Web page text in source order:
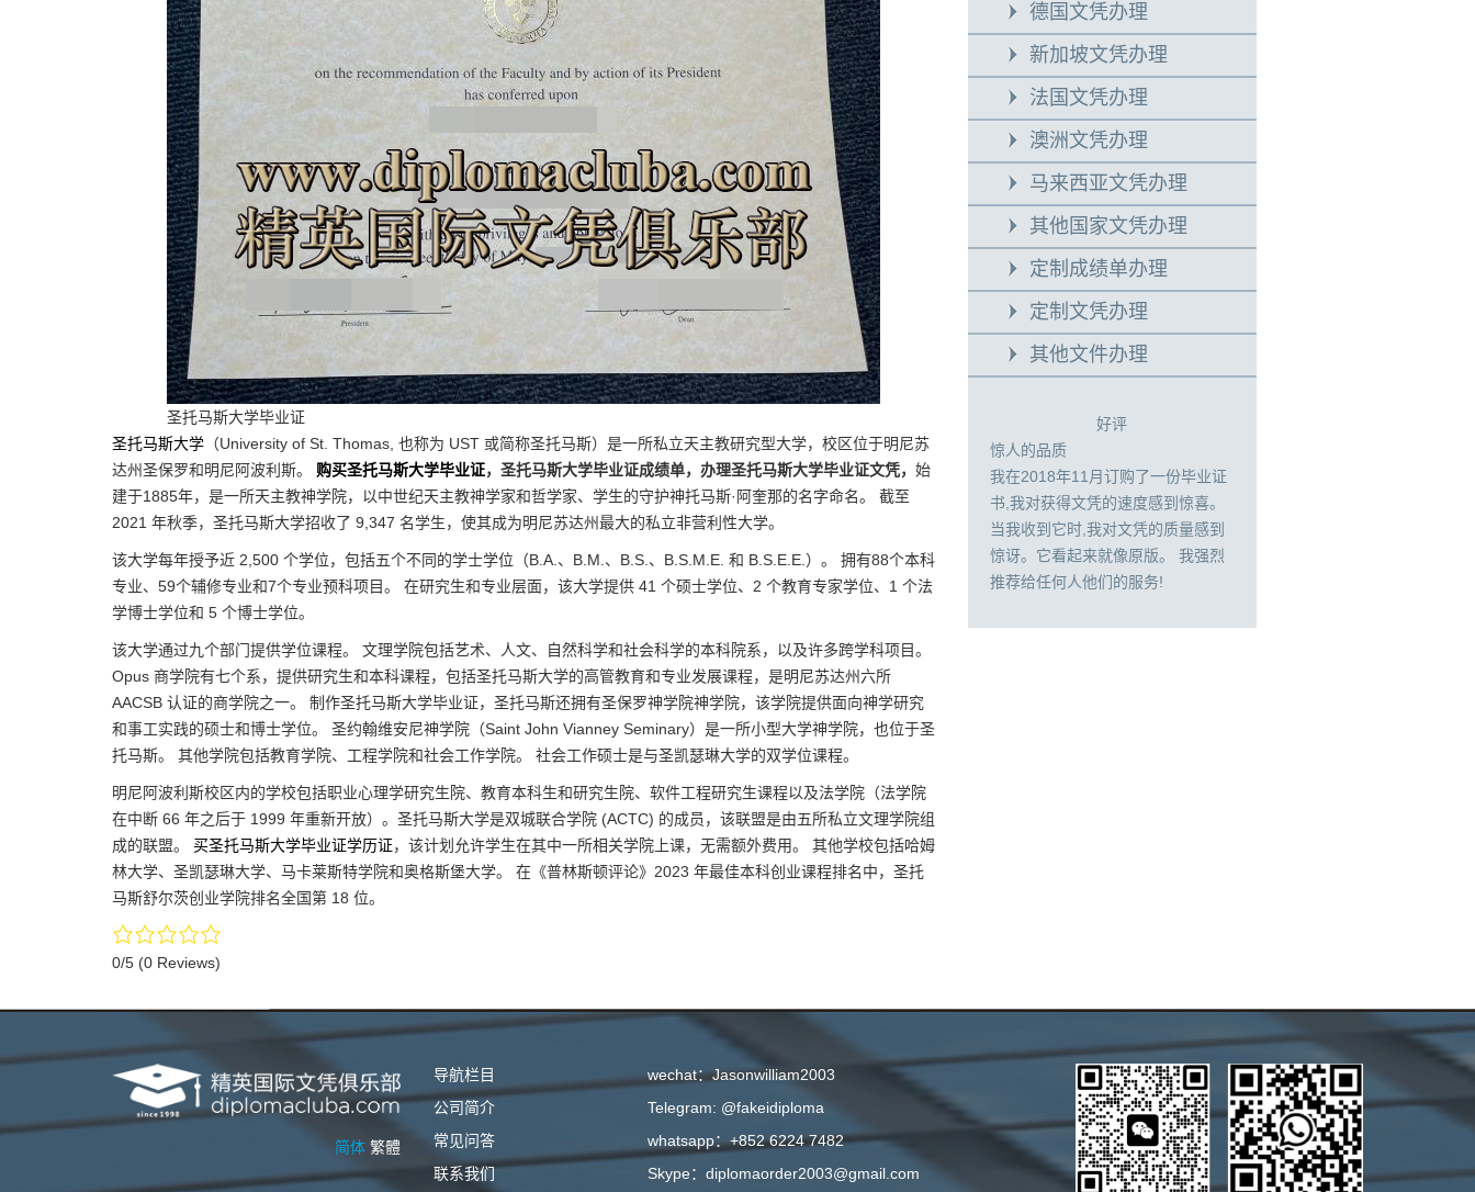
圣托马斯大学毕业证
圣托马斯大学 （University of St. Thomas, 也称为 UST 或简称圣托马斯）是一所私立天主教研究型大学，校区位于明尼苏
达州圣保罗和明尼阿波利斯。 购买圣托马斯大学毕业证，圣托马斯大学毕业证成绩单，办理圣托马斯大学毕业证文凭， 始
建于1885年，是一所天主教神学院，以中世纪天主教神学家和哲学家、学生的守护神托马斯·阿奎那的名字命名。 截至
2021 年秋季，圣托马斯大学招收了 9,347 名学生，使其成为明尼苏达州最大的私立非营利性大学。
该大学每年授予近 2,500 个学位，包括五个不同的学士学位（B.A.、B.M.、B.S.、B.S.M.E. 和 B.S.E.E.）。 拥有88个本科
专业、59个辅修专业和7个专业预科项目。 在研究生和专业层面，该大学提供 41 个硕士学位、2 个教育专家学位、1 个法
学博士学位和 5 个博士学位。
该大学通过九个部门提供学位课程。 文理学院包括艺术、人文、自然科学和社会科学的本科院系，以及许多跨学科项目。
Opus 商学院有七个系，提供研究生和本科课程，包括圣托马斯大学的高管教育和专业发展课程，是明尼苏达州六所
AACSB 认证的商学院之一。 制作圣托马斯大学毕业证，圣托马斯还拥有圣保罗神学院神学院，该学院提供面向神学研究
和事工实践的硕士和博士学位。 圣约翰维安尼神学院（Saint John Vianney Seminary）是一所小型大学神学院，也位于圣
托马斯。 其他学院包括教育学院、工程学院和社会工作学院。 社会工作硕士是与圣凯瑟琳大学的双学位课程。
明尼阿波利斯校区内的学校包括职业心理学研究生院、教育本科生和研究生院、软件工程研究生课程以及法学院（法学院
在中断 66 年之后于 1999 年重新开放）。圣托马斯大学是双城联合学院 (ACTC) 的成员，该联盟是由五所私立文理学院组
成的联盟。 买圣托马斯大学毕业证学历证，该计划允许学生在其中一所相关学院上课，无需额外费用。 其他学校包括哈姆
林大学、圣凯瑟琳大学、马卡莱斯特学院和奥格斯堡大学。 在《普林斯顿评论》2023 年最佳本科创业课程排名中，圣托
马斯舒尔茨创业学院排名全国第 18 位。
0/5 (0 Reviews)
德国文凭办理
新加坡文凭办理
法国文凭办理
澳洲文凭办理
马来西亚文凭办理
其他国家文凭办理
定制成绩单办理
定制文凭办理
其他文件办理
好评
惊人的品质
我在2018年11月订购了一份毕业证
书,我对获得文凭的速度感到惊喜。
当我收到它时,我对文凭的质量感到
惊讶。它看起来就像原版。 我强烈
推荐给任何人他们的服务!
简体 繁體
导航栏目
公司简介
常见问答
联系我们
wechat：Jasonwilliam2003
Telegram: @fakeidiploma
whatsapp：+852 6224 7482
Skype：diplomaorder2003@gmail.com